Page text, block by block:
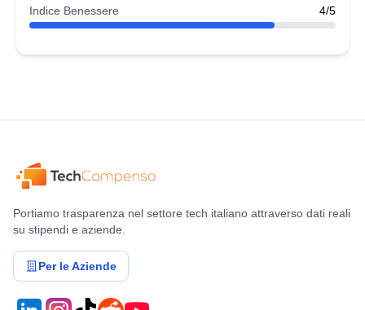
Indice Benessere 4/5
Portiamo trasparenza nel settore tech italiano attraverso dati reali
su stipendi e aziende.
Per le Aziende